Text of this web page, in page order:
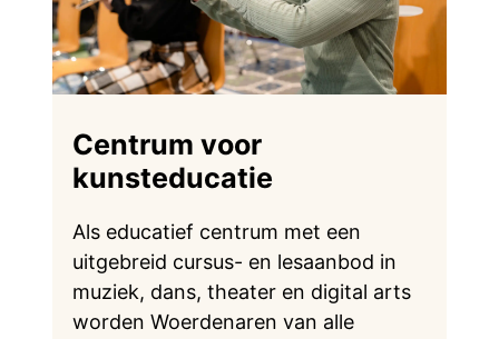
Centrum voor
kunsteducatie
Als educatief centrum met een
uitgebreid cursus- en lesaanbod in
muziek, dans, theater en digital arts
worden Woerdenaren van alle